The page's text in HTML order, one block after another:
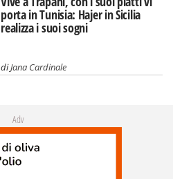
porta in Tunisia: Hajer in Sicilia
realizza i suoi sogni
diJana Cardinale
Adv